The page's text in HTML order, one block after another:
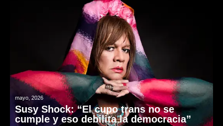
mayo, 2026
Susy Shock: “El cupo trans no se
cumple y eso debilita la democracia”